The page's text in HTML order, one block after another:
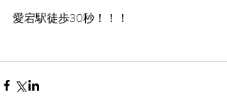
愛宕駅徒歩30秒！！！